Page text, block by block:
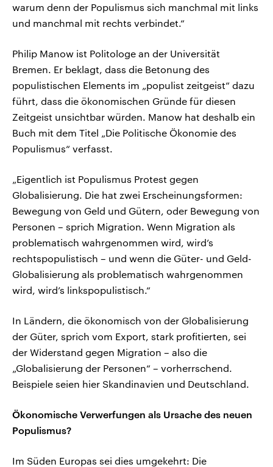
warum denn der Populismus sich manchmal mit links
und manchmal mit rechts verbindet.“
Philip Manow ist Politologe an der Universität
Bremen. Er beklagt, dass die Betonung des
populistischen Elements im „populist zeitgeist“ dazu
führt, dass die ökonomischen Gründe für diesen
Zeitgeist unsichtbar würden. Manow hat deshalb ein
Buch mit dem Titel „Die Politische Ökonomie des
Populismus“ verfasst.
„Eigentlich ist Populismus Protest gegen
Globalisierung. Die hat zwei Erscheinungsformen:
Bewegung von Geld und Gütern, oder Bewegung von
Personen – sprich Migration. Wenn Migration als
problematisch wahrgenommen wird, wird’s
rechtspopulistisch – und wenn die Güter- und Geld-
Globalisierung als problematisch wahrgenommen
wird, wird’s linkspopulistisch.“
In Ländern, die ökonomisch von der Globalisierung
der Güter, sprich vom Export, stark profitierten, sei
der Widerstand gegen Migration – also die
„Globalisierung der Personen“ – vorherrschend.
Beispiele seien hier Skandinavien und Deutschland.
Ökonomische Verwerfungen als Ursache des neuen
Populismus?
Im Süden Europas sei dies umgekehrt: Die